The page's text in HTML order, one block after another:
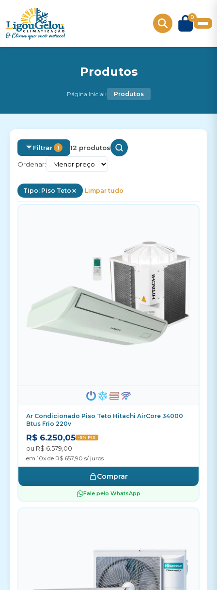
0
Produtos
Página Inicial› Produtos
Filtrar 1 12 produtos
Ordenar:
Tipo: Piso Teto Limpar tudo
Ar Condicionado Piso Teto Hitachi AirCore 34000
Btus Frio 220v
R$ 6.250,05 -5% PIX
ou R$ 6.579,00
em 10x de R$ 657,90 s/ juros
Comprar
Fale pelo WhatsApp